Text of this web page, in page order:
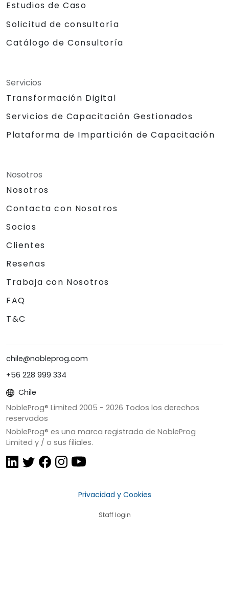
Estudios de Caso
Solicitud de consultoría
Catálogo de Consultoría
Servicios
Transformación Digital
Servicios de Capacitación Gestionados
Plataforma de Impartición de Capacitación
Nosotros
Nosotros
Contacta con Nosotros
Socios
Clientes
Reseñas
Trabaja con Nosotros
FAQ
T&C
chile@nobleprog.com
+56 228 999 334
Chile
NobleProg® Limited 2005 - 2026 Todos los derechos
reservados
NobleProg® es una marca registrada de NobleProg
Limited y / o sus filiales.
Privacidad y Cookies
Staff login